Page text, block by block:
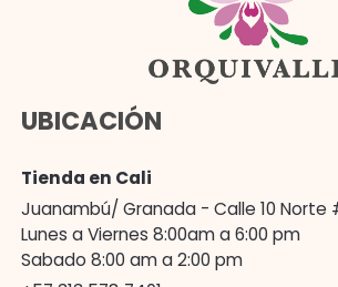
UBICACIÓN
Tienda en Cali
Juanambú/ Granada - Calle 10 Norte
Lunes a Viernes 8:00am a 6:00 pm
Sabado 8:00 am a 2:00 pm